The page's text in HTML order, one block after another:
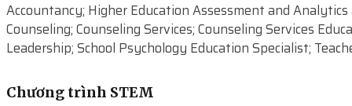
Accountancy; Higher Education Assessment and
Counseling; Counseling Services; Counseling Services
Leadership; School Psychology Education Specialist;
Chương trình STEM